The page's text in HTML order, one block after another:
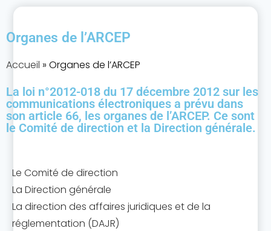
Organes de l’ARCEP
Accueil » Organes de l’ARCEP
La loi n°2012-018 du 17 décembre 2012 sur les
communications électroniques a prévu dans
son article 66, les organes de l’ARCEP. Ce sont
le Comité de direction et la Direction générale.
Le Comité de direction
La Direction générale
La direction des affaires juridiques et de la
réglementation (DAJR)